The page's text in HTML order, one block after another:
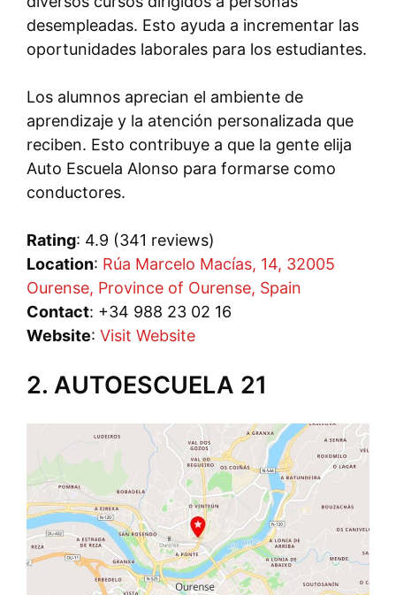
desempleadas. Esto ayuda a incrementar las
oportunidades laborales para los estudiantes.
Los alumnos aprecian el ambiente de
aprendizaje y la atención personalizada que
reciben. Esto contribuye a que la gente elija
Auto Escuela Alonso para formarse como
conductores.
Rating: 4.9 (341 reviews)
Location: Rúa Marcelo Macías, 14, 32005
Ourense, Province of Ourense, Spain
Contact: +34 988 23 02 16
Website: Visit Website
2. AUTOESCUELA 21